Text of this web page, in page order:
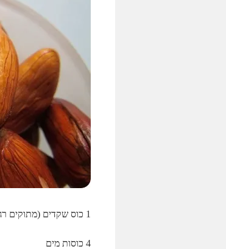
1 כוס שקדים (מתוקים רגילים)
4 כוסות מים